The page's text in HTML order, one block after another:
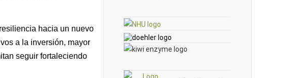
hacia un nuevo
a la inversión, mayor
seguir fortaleciendo